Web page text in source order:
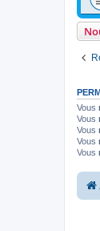
Vous
Vous
Vous
Vous
Vous